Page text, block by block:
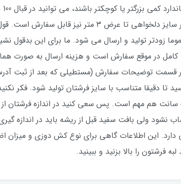
) سفارش دهید. در ضمن هر سایز دلخواهی تا
کامل در موقع سفارش است و هزینه ارسال به صورت
در قسمت توضیحات سفارش (مستطیلی که بعد از ثبت
تا دقیقا متناسب با سایز فرشتان تولید شود. فکر
سانت هم مهم است. پس سعی کنید در اندازه
نشود ولی بافت سفید قبل از ریشه باید در
این اطلاعات گاهی برای نوع کش دوزی و میزان
فرشتون را بالا بزنید و ببینید.